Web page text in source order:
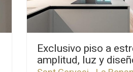
Exclusivo piso a
amplitud, luz y